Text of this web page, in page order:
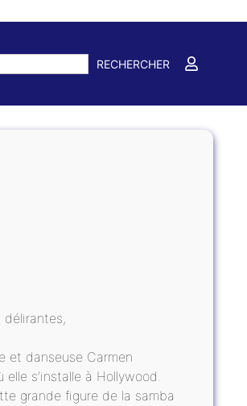
RECHERCHER
délirantes,
et danseuse Carmen
s’installe à Hollywood.
grande figure de la samba